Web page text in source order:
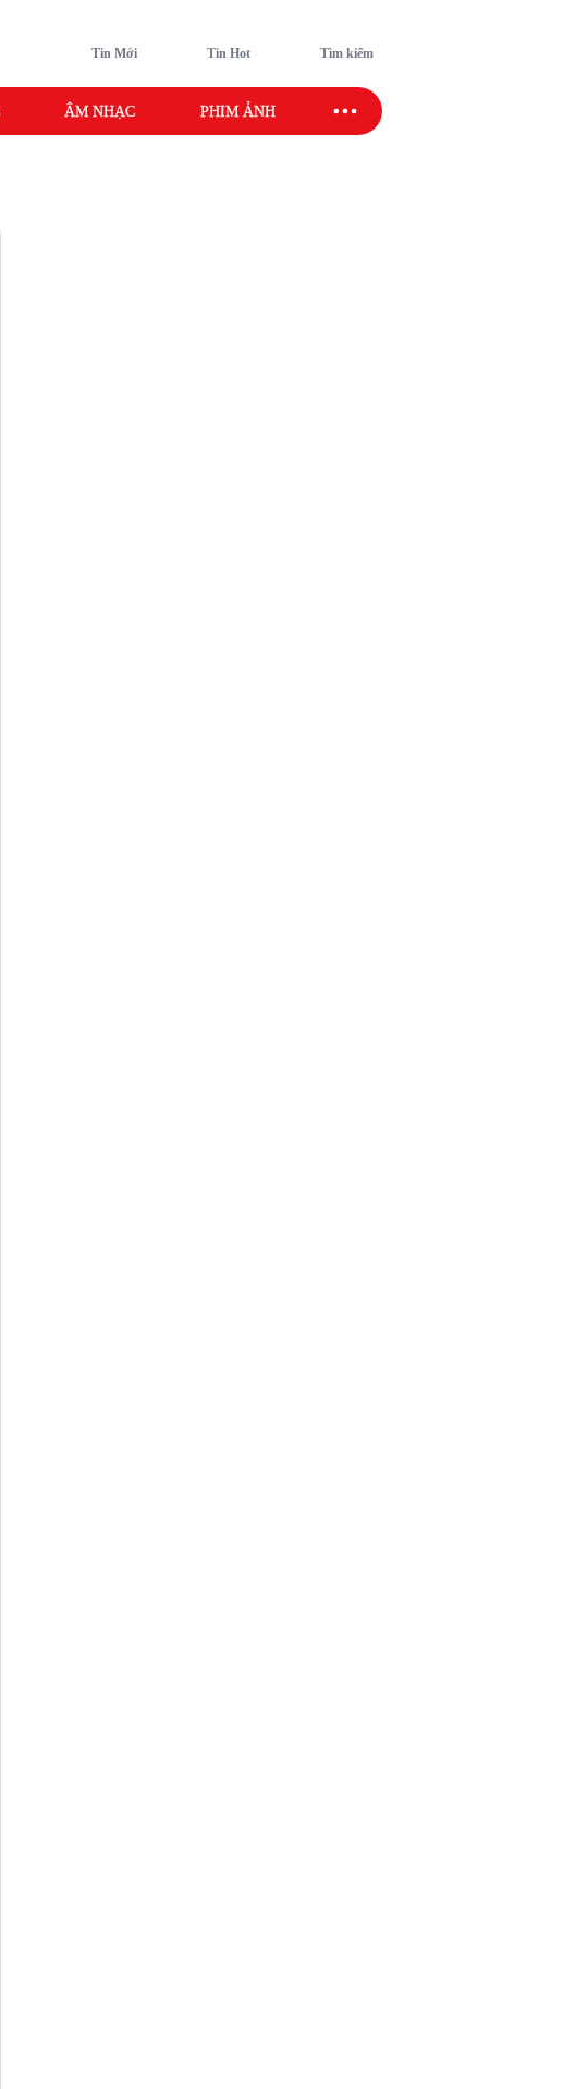
Tin Mới Tin Hot Tìm kiếm
ÂM NHẠC PHIM ẢNH SAO SPORT